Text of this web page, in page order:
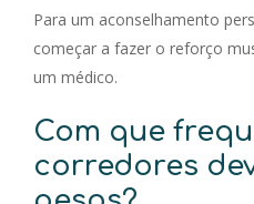
Para um aconselhamento
começar a fazer o reforço
um médico.
Com que
corredores